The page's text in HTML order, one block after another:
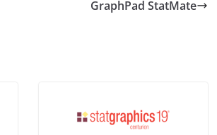
GraphPad StatMate